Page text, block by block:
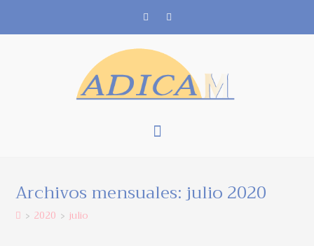
Archivos mensuales: julio 2020
> 2020 > julio